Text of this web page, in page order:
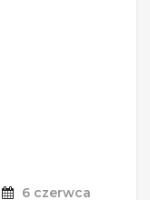
6 czerwca